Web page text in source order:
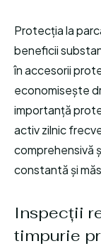
Protecția la
beneficii
în accesorii
economisește
importanță
activ zilnic
comprehensivă
constantă și
Inspecții
timpurie